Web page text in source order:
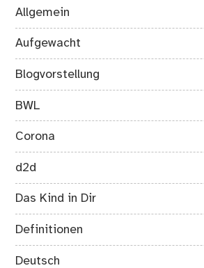
Allgemein
Aufgewacht
Blogvorstellung
BWL
Corona
d2d
Das Kind in Dir
Definitionen
Deutsch